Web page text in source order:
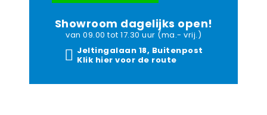
Showroom dagelijks open!
van 09.00 tot 17.30 uur (ma.- vrij.)
Jeltingalaan 18, Buitenpost
Klik hier voor de route